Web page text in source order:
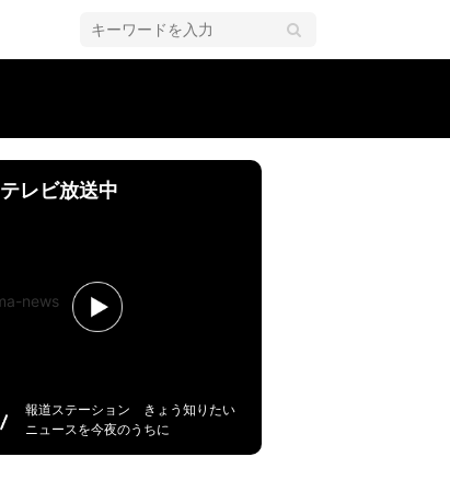
テレビ放送中
報道ステーション きょう知りたい
ニュースを今夜のうちに